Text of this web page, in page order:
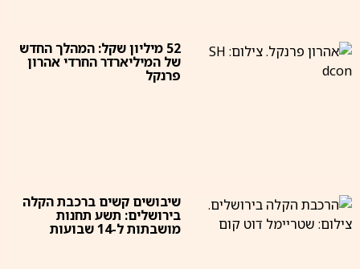
52 מיליון שקל: המהלך החדש
של המיליארדר החרדי אהרון
פרנקל
שיבושים קשים ברכבת הקלה
בירושלים: תשע תחנות
מושבתות ל-14 שבועות